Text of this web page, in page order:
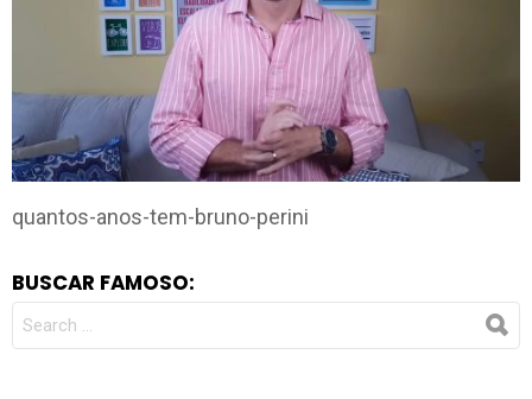
quantos-anos-tem-bruno-perini
BUSCAR FAMOSO:
FOR: